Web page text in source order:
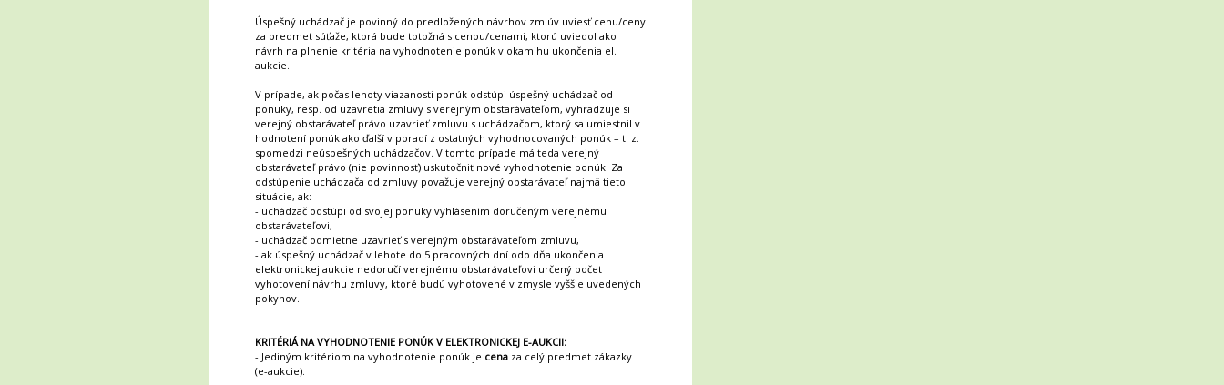
Úspešný uchádzač je povinný do predložených návrhov zmlúv uviesť cenu/ceny
za predmet súťaže, ktorá bude totožná s cenou/cenami, ktorú uviedol ako
návrh na plnenie kritéria na vyhodnotenie ponúk v okamihu ukončenia el.
aukcie.
V prípade, ak počas lehoty viazanosti ponúk odstúpi úspešný uchádzač od
ponuky, resp. od uzavretia zmluvy s verejným obstarávateľom, vyhradzuje si
verejný obstarávateľ právo uzavrieť zmluvu s uchádzačom, ktorý sa umiestnil v
hodnotení ponúk ako ďalší v poradí z ostatných vyhodnocovaných ponúk – t. z.
spomedzi neúspešných uchádzačov. V tomto prípade má teda verejný
obstarávateľ právo (nie povinnosť) uskutočniť nové vyhodnotenie ponúk. Za
odstúpenie uchádzača od zmluvy považuje verejný obstarávateľ najmä tieto
situácie, ak:
- uchádzač odstúpi od svojej ponuky vyhlásením doručeným verejnému
obstarávateľovi,
- uchádzač odmietne uzavrieť s verejným obstarávateľom zmluvu,
- ak úspešný uchádzač v lehote do 5 pracovných dní odo dňa ukončenia
elektronickej aukcie nedoručí verejnému obstarávateľovi určený počet
vyhotovení návrhu zmluvy, ktoré budú vyhotovené v zmysle vyššie uvedených
pokynov.
KRITÉRIÁ NA VYHODNOTENIE PONÚK V ELEKTRONICKEJ E-AUKCII:
- Jediným kritériom na vyhodnotenie ponúk je cena za celý predmet zákazky
(e-aukcie).